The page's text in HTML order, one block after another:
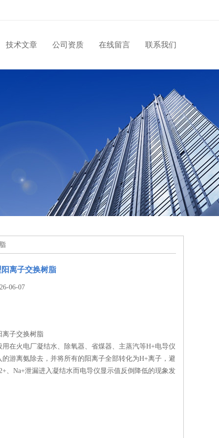
技术文章 公司资质 在线留言 联系我们
离子交换树脂
06-07
离子交换树脂
用在火电厂凝结水、除氧器、省煤器、主蒸汽等H+电导仪
的游离氨除去，并将所有的阳离子全部转化为H+离子，避
、Na+泄漏进入凝结水而电导仪显示值反倒降低的现象发